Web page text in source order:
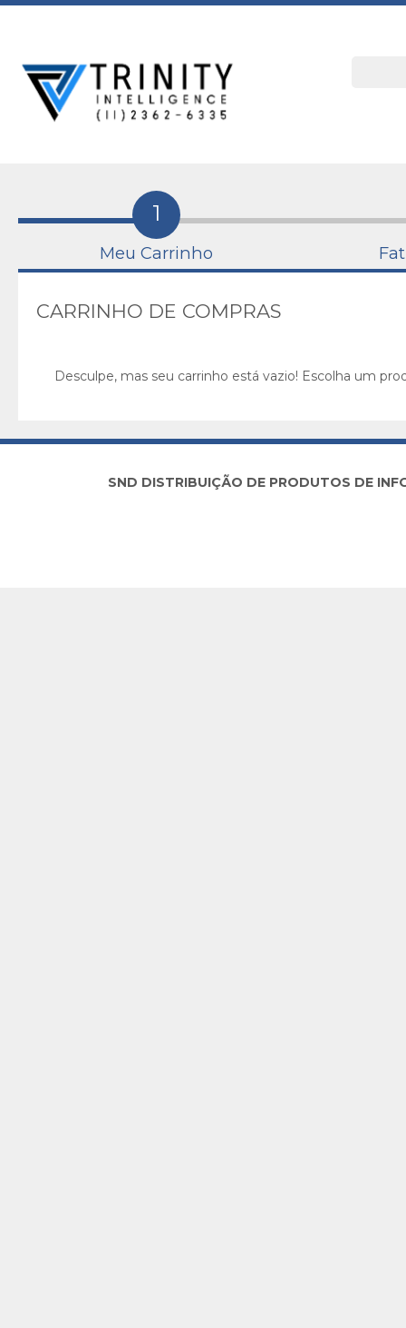
1
Meu Carrinho
CARRINHO DE COMPRAS
Desculpe, mas seu carrinho está vazio! Escolha um
SND DISTRIBUIÇÃO DE PRODUTOS DE